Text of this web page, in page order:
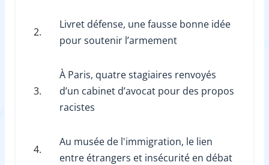
2.
Livret défense, une fausse bonne idée
pour soutenir l’armement
3.
À Paris, quatre stagiaires renvoyés
d’un cabinet d’avocat pour des propos
racistes
4.
Au musée de l'immigration, le lien
entre étrangers et insécurité en débat